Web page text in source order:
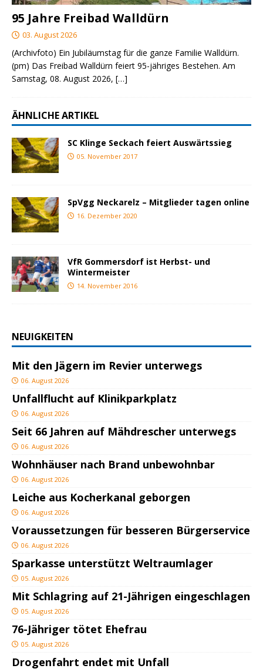
95 Jahre Freibad Walldürn
03. August 2026
(Archivfoto) Ein Jubiläumstag für die ganze Familie Walldürn.
(pm) Das Freibad Walldürn feiert 95-jähriges Bestehen. Am
Samstag, 08. August 2026, […]
ÄHNLICHE ARTIKEL
SC Klinge Seckach feiert Auswärtssieg
05. November 2017
SpVgg Neckarelz – Mitglieder tagen online
16. Dezember 2020
VfR Gommersdorf ist Herbst- und
Wintermeister
14. November 2016
NEUIGKEITEN
Mit den Jägern im Revier unterwegs
06. August 2026
Unfallflucht auf Klinikparkplatz
06. August 2026
Seit 66 Jahren auf Mähdrescher unterwegs
06. August 2026
Wohnhäuser nach Brand unbewohnbar
06. August 2026
Leiche aus Kocherkanal geborgen
06. August 2026
Voraussetzungen für besseren Bürgerservice
06. August 2026
Sparkasse unterstützt Weltraumlager
05. August 2026
Mit Schlagring auf 21-Jährigen eingeschlagen
05. August 2026
76-Jähriger tötet Ehefrau
05. August 2026
Drogenfahrt endet mit Unfall